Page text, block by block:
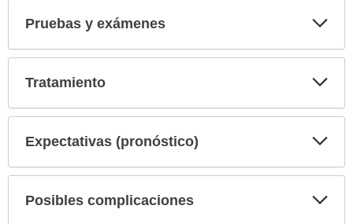
Pruebas y exámenes
Tratamiento
Expectativas (pronóstico)
Posibles complicaciones